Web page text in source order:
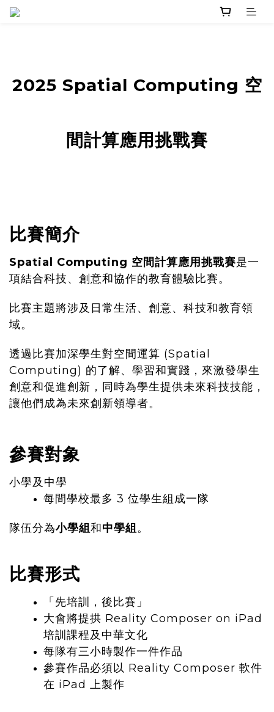
2025 Spatial Computing 空
間計算應用挑戰賽
比賽簡介
Spatial Computing 空間計算應用挑戰賽是一
項結合科技、創意和協作的教育體驗比賽。
比賽主題將涉及日常生活、創意、科技和教育領
域。
透過比賽加深學生對空間運算 (Spatial
Computing) 的了解、學習和實踐，來激發學生
創意和促進創新，同時為學生提供未來科技技能，
讓他們成為未來創新領導者。
參賽對象
小學及 中學
每間學校最多 3 位學生組成一隊
隊伍分為小學組和中學組 。
比賽形式
「先培訓，後比賽」
大會將提拱 Reality Composer on iPad
培訓課程及中華文化
每隊有三小時製作一件作品
參賽作品必須以 Reality Composer 軟件
在 iPad 上製作